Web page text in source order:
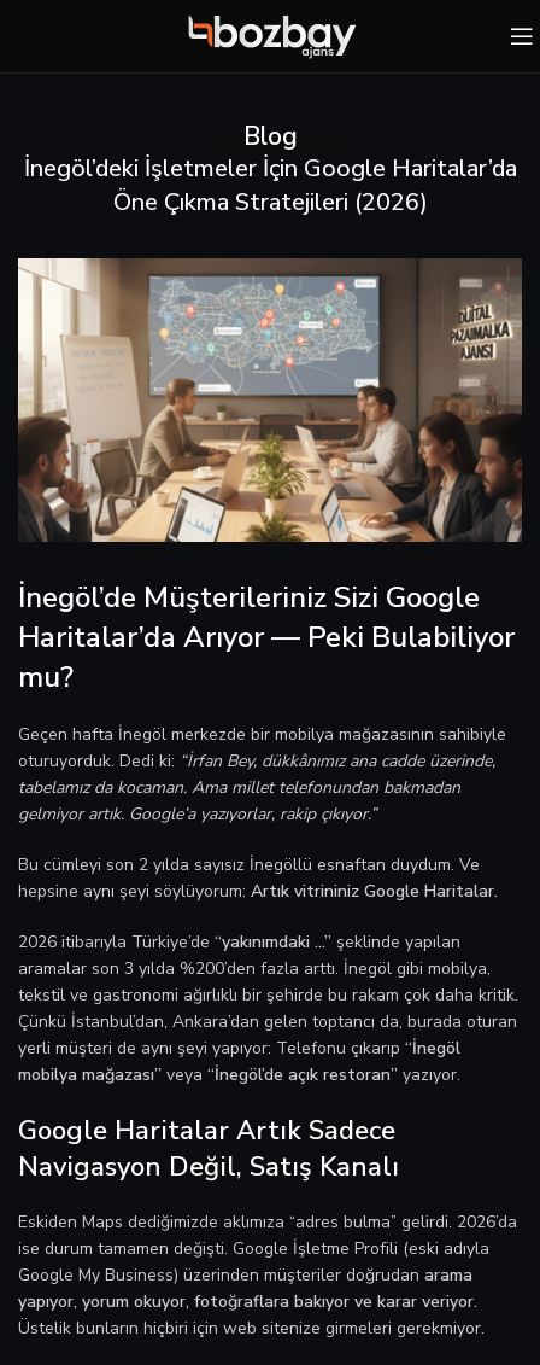
Blog
İnegöl’deki İşletmeler İçin Google Haritalar’da
Öne Çıkma Stratejileri (2026)
İnegöl’de Müşterileriniz Sizi Google
Haritalar’da Arıyor — Peki Bulabiliyor
mu?
Geçen hafta İnegöl merkezde bir mobilya mağazasının sahibiyle
oturuyorduk. Dedi ki: “İrfan Bey, dükkânımız ana cadde üzerinde,
tabelamız da kocaman. Ama millet telefonundan bakmadan
gelmiyor artık. Google’a yazıyorlar, rakip çıkıyor.”
Bu cümleyi son 2 yılda sayısız İnegöllü esnaftan duydum. Ve
hepsine aynı şeyi söylüyorum: Artık vitrininiz Google Haritalar.
2026 itibarıyla Türkiye’de “yakınımdaki …” şeklinde yapılan
aramalar son 3 yılda %200’den fazla arttı. İnegöl gibi mobilya,
tekstil ve gastronomi ağırlıklı bir şehirde bu rakam çok daha kritik.
Çünkü İstanbul’dan, Ankara’dan gelen toptancı da, burada oturan
yerli müşteri de aynı şeyi yapıyor: Telefonu çıkarıp “İnegöl
mobilya mağazası” veya “İnegöl’de açık restoran” yazıyor.
Google Haritalar Artık Sadece
Navigasyon Değil, Satış Kanalı
Eskiden Maps dediğimizde aklımıza “adres bulma” gelirdi. 2026’da
ise durum tamamen değişti. Google İşletme Profili (eski adıyla
Google My Business) üzerinden müşteriler doğrudan arama
yapıyor, yorum okuyor, fotoğraflara bakıyor ve karar veriyor.
Üstelik bunların hiçbiri için web sitenize girmeleri gerekmiyor.